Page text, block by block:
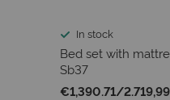
In stock
Bed set with
Sb37
€1,390.71/